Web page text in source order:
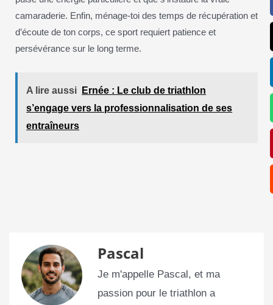
camaraderie. Enfin, ménage-toi des temps de récupération et
d’écoute de ton corps, ce sport requiert patience et
persévérance sur le long terme.
A lire aussi
Ernée : Le club de triathlon
s’engage vers la professionnalisation de ses
entraîneurs
Pascal
Je m'appelle Pascal, et ma
passion pour le triathlon a